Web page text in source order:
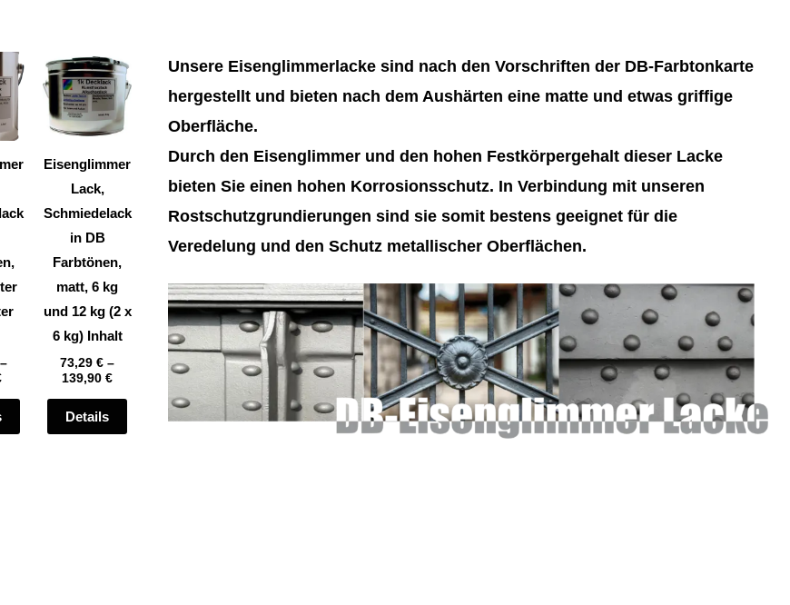
Dieses
Produkt
weist
mehrere
Varianten
Die
Optionen
können
Produktseite
gewählt
werden
Eisenglimmer
Lack,
Schmiedelack
in DB
Farbtönen,
matt, 6 kg
und 12 kg (2 x
6 kg) Inhalt
73,29 € –
139,90 €
Details
Dieses
Produkt
mehrere
Varianten
Die
der
Produktseite
Unsere Eisenglimmerlacke sind nach den Vorschriften der DB-Farbtonkarte
hergestellt und bieten nach dem Aushärten eine matte und etwas griffige
Oberfläche.
Durch den Eisenglimmer und den hohen Festkörpergehalt dieser Lacke
bieten Sie einen hohen Korrosionsschutz. In Verbindung mit unseren
Rostschutzgrundierungen sind sie somit bestens geeignet für die
Veredelung und den Schutz metallischer Oberflächen.